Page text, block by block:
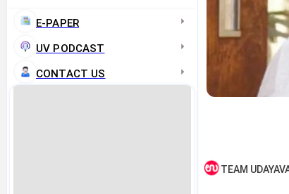
E-PAPER
UV PODCAST
CONTACT US
TEAM